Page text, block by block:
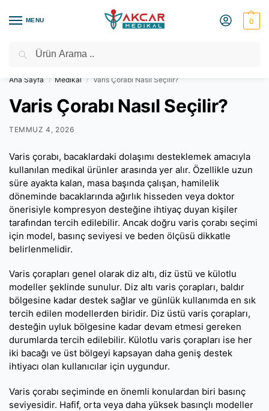
MENU 0
Medikal Market – Medikal Ürünler
Ana Sayfa / Medikal / Varis Çorabı Nasıl Seçilir?
Varis Çorabı Nasıl Seçilir?
TEMMUZ 4, 2026
Varis çorabı, bacaklardaki dolaşımı desteklemek amacıyla
kullanılan medikal ürünler arasında yer alır. Özellikle uzun
süre ayakta kalan, masa başında çalışan, hamilelik
döneminde bacaklarında ağırlık hisseden veya doktor
önerisiyle kompresyon desteğine ihtiyaç duyan kişiler
tarafından tercih edilebilir. Ancak doğru varis çorabı seçimi
için model, basınç seviyesi ve beden ölçüsü dikkatle
belirlenmelidir.
Varis çorapları genel olarak diz altı, diz üstü ve külotlu
modeller şeklinde sunulur. Diz altı varis çorapları, baldır
bölgesine kadar destek sağlar ve günlük kullanımda en sık
tercih edilen modellerden biridir. Diz üstü varis çorapları,
desteğin uyluk bölgesine kadar devam etmesi gereken
durumlarda tercih edilebilir. Külotlu varis çorapları ise her
iki bacağı ve üst bölgeyi kapsayan daha geniş destek
ihtiyacı olan kullanıcılar için uygundur.
Varis çorabı seçiminde en önemli konulardan biri basınç
seviyesidir. Hafif, orta veya daha yüksek basınçlı modeller